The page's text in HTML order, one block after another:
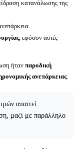
κατανάλωσης της
, εφόσον αυτές
ήταν παροδική
ανεπάρκειας.
απαιτεί
μαζί με παράλληλο